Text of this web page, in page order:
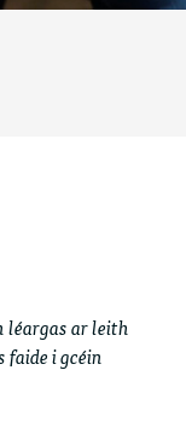
léargas ar leith
faide i gcéin